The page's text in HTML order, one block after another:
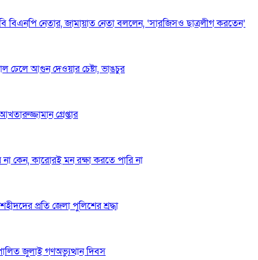
বিএনপি নেতার, জামায়াত নেতা বললেন, ‘সারজিসও ছাত্রলীগ করতেন’
ঢেলে আগুন দেওয়ার চেষ্টা, ভাঙচুর
গ্রেপ্তার
কেন, কারোরই মন রক্ষা করতে পারি না
প্রতি জেলা পুলিশের শ্রদ্ধা
জুলাই গণঅভ্যুত্থান দিবস